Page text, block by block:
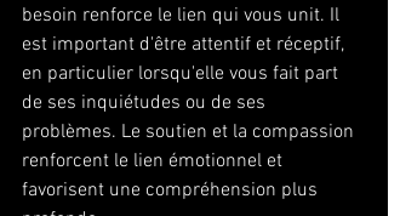
besoin renforce le lien qui vous unit. Il
est important d'être attentif et réceptif,
en particulier lorsqu'elle vous fait part
de ses inquiétudes ou de ses
problèmes. Le soutien et la compassion
renforcent le lien émotionnel et
favorisent une compréhension plus